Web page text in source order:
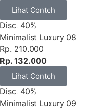
Lihat Contoh
Disc. 40%
Minimalist Luxury 08
Rp. 210.000
Rp. 132.000
Lihat Contoh
Disc. 40%
Minimalist Luxury 09